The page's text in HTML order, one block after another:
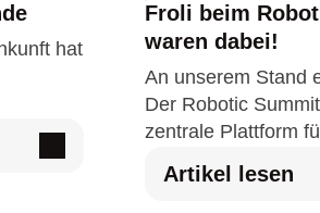
hat
Froli beim
waren dabei!
An unserem Stand
Der Robotic
zentrale Plattform
Veranstaltung bot…
Artikel lesen